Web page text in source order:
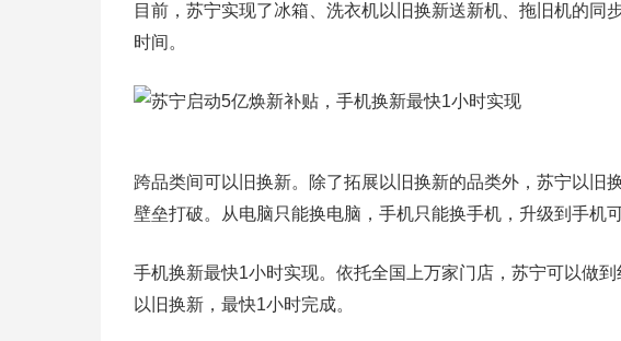
目前，苏宁实现了冰箱、洗衣机以旧换新送新机、拖旧机的同
时间。
跨品类间可以旧换新。除了拓展以旧换新的品类外，苏宁以旧
壁垒打破。从电脑只能换电脑，手机只能换手机，升级到手机
手机换新最快1小时实现。依托全国上万家门店，苏宁可以做
以旧换新，最快1小时完成。